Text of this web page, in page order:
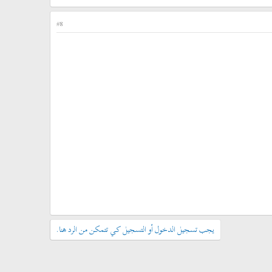
#8
يجب تسجيل الدخول أو التسجيل كي تتمكن من الرد هنا.